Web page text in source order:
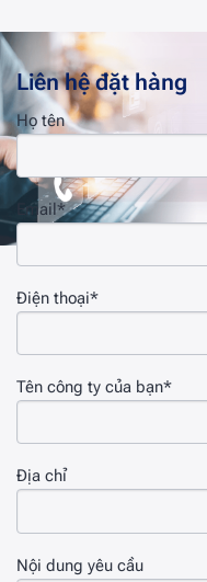
Liên hệ đặt hàng
Họ tên
Email*
Điện thoại*
Tên công ty của bạn*
Địa chỉ
Nội dung yêu cầu